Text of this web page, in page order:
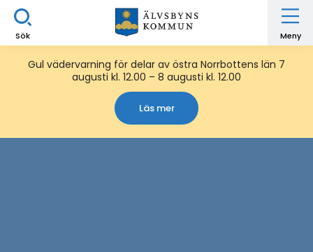
Sök Meny
Gul vädervarning för delar av östra Norrbottens län 7
augusti kl. 12.00 – 8 augusti kl. 12.00
Läs mer